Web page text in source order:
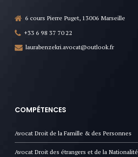
6 cours Pierre Puget, 13006 Marseille
+33 6 98 37 70 22
laurabenzekri.avocat@outlook.fr
COMPÉTENCES
Avocat Droit de la Famille & des Personnes
Avocat Droit des étrangers et de la Nationalité